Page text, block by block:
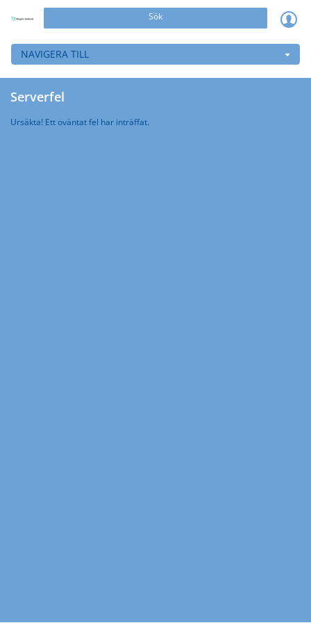
Sök
NAVIGERA TILL
Serverfel
Ursäkta! Ett oväntat fel har inträffat.